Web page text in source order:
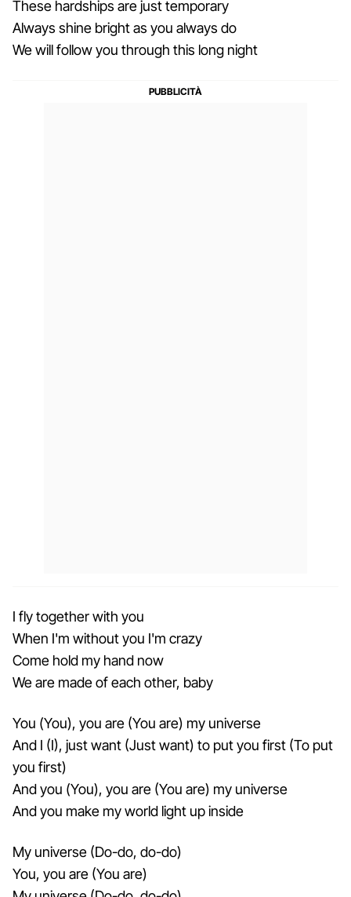
These hardships are just temporary
Always shine bright as you always do
We will follow you through this long night
I fly together with you
When I'm without you I'm crazy
Come hold my hand now
We are made of each other, baby
You (You), you are (You are) my universe
And I (I), just want (Just want) to put you first (To put
you first)
And you (You), you are (You are) my universe
And you make my world light up inside
My universe (Do-do, do-do)
You, you are (You are)